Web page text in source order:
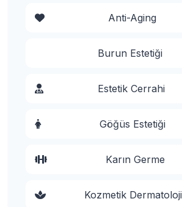
Anti-Aging
Burun Estetiği
Estetik Cerrahi
Göğüs Estetiği
Karın Germe
Kozmetik Dermatoloji